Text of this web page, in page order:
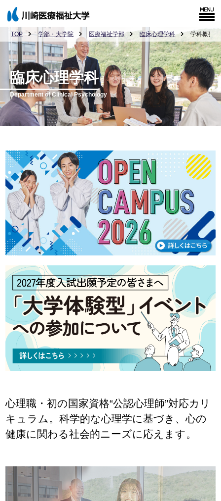
TOP 学部・大学院 医療福祉学部 臨床心理学科 学科概要
臨床心理学科
Department of Clinical Psychology
心理職・初の国家資格“公認心理師”対応カリ
キュラム。科学的な心理学に基づき、心の
健康に関わる社会的ニーズに応えます。